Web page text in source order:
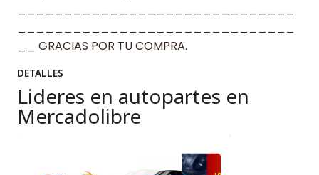
__ GRACIAS POR TU COMPRA.
DETALLES
Lideres en autopartes en
Mercadolibre